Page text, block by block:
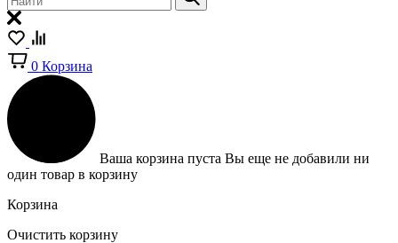
0 Корзина
Ваша корзина пуста Вы еще не добавили ни
один товар в корзину
Корзина
Очистить корзину